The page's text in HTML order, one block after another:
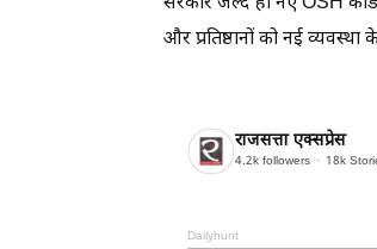
और प्रतिष्ठानों को नई
राजसत्ता एक्सप्रेस
4.2k followers 18k
Dailyhunt